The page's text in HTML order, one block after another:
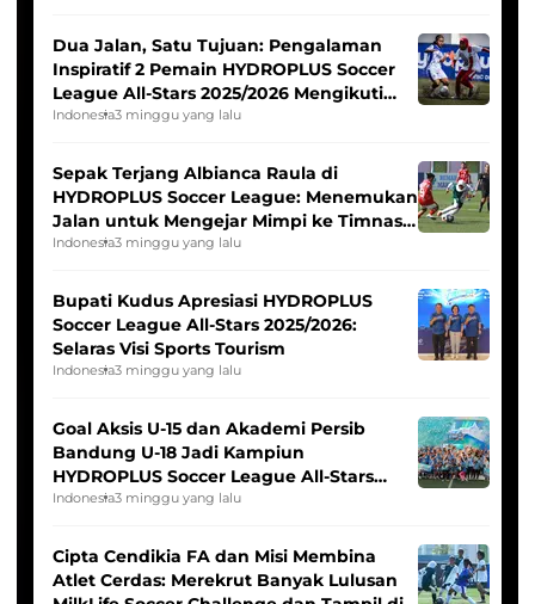
Dua Jalan, Satu Tujuan: Pengalaman
Inspiratif 2 Pemain HYDROPLUS Soccer
League All-Stars 2025/2026 Mengikuti
Seleksi Timnas Indonesia Putri
Indonesia3 minggu yang lalu
Sepak Terjang Albianca Raula di
HYDROPLUS Soccer League: Menemukan
Jalan untuk Mengejar Mimpi ke Timnas
Indonesia Putri
Indonesia3 minggu yang lalu
Bupati Kudus Apresiasi HYDROPLUS
Soccer League All-Stars 2025/2026:
Selaras Visi Sports Tourism
Indonesia3 minggu yang lalu
Goal Aksis U-15 dan Akademi Persib
Bandung U-18 Jadi Kampiun
HYDROPLUS Soccer League All-Stars
2025/2026
Indonesia3 minggu yang lalu
Cipta Cendikia FA dan Misi Membina
Atlet Cerdas: Merekrut Banyak Lulusan